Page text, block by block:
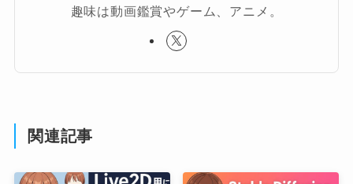
趣味は動画鑑賞やゲーム、アニメ。
関連記事